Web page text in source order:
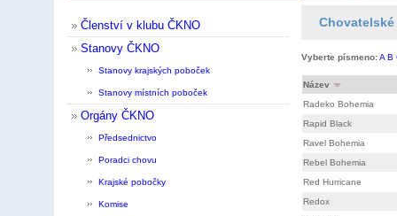
Členství v klubu ČKNO
Stanovy ČKNO
Stanovy krajských poboček
Stanovy místních poboček
Orgány ČKNO
Předsednictvo
Poradci chovu
Krajské pobočky
Komise
Vyberte písmeno: A B
Název
Radeko Bohemia
Rapid Black
Ravel Bohemia
Rebel Bohemia
Red Hurricane
Redox